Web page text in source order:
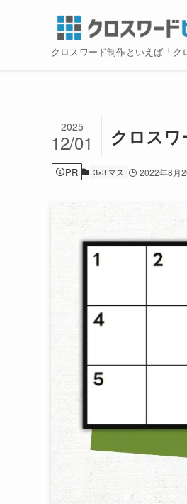
クロスワード制作といえば「ク
クロスワ
2025
12/01
PR 3×3 マス 2022年8月